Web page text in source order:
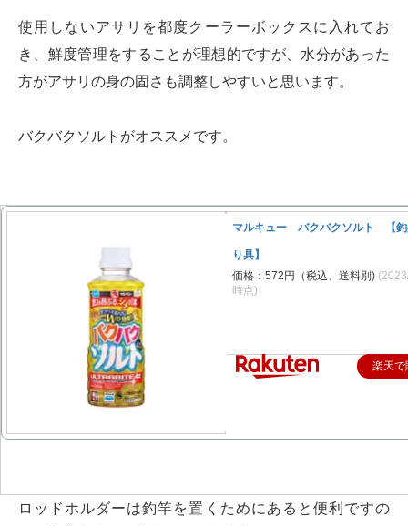
使用しないアサリを都度クーラーボックスに入れてお
き、鮮度管理をすることが理想的ですが、水分があった
方がアサリの身の固さも調整しやすいと思います。
バクバクソルトがオススメです。
マルキュー バクバクソルト 【
り具】
価格：572円（税込、送料別)
時点)
楽天で
ロッドホルダーは釣竿を置くためにあると便利ですの